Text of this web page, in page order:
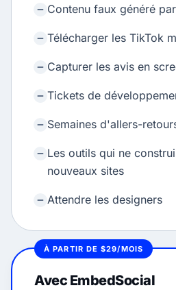
Contenu faux généré
Télécharger les TikTok
Capturer les avis en
Tickets de
Semaines d'allers-
Les outils qui ne
nouveaux sites
Attendre les designers
À PARTIR DE $29/MOIS
Avec EmbedSocial